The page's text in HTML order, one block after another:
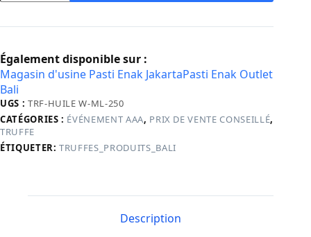
250
ml
Également disponible sur :
Magasin d'usine Pasti Enak JakartaPasti Enak Outlet
Bali
UGS : TRF-HUILE W-ML-250
CATÉGORIES : ÉVÉNEMENT AAA, PRIX DE VENTE CONSEILLÉ,
TRUFFE
ÉTIQUETER:TRUFFES_PRODUITS_BALI
Description